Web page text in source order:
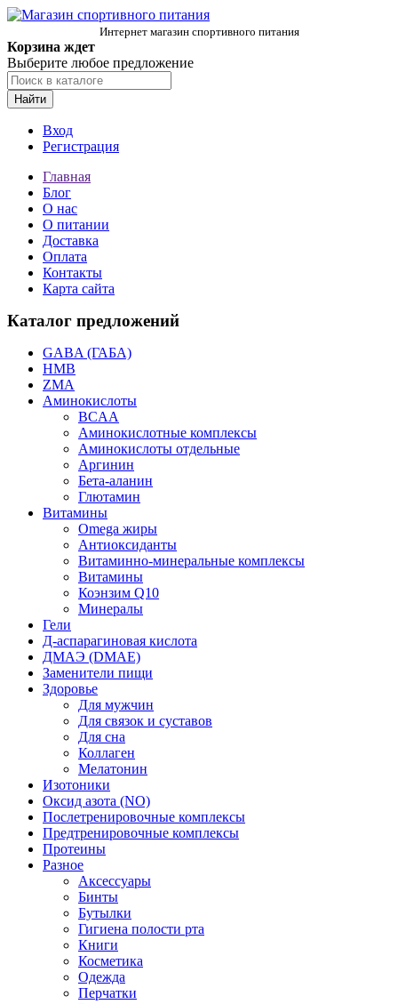
Интернет магазин спортивного питания
Корзина ждет
Выберите любое предложение
Найти
Вход
Регистрация
Главная
Блог
О нас
О питании
Доставка
Оплата
Контакты
Карта сайта
Каталог предложений
GABA (ГАБА)
HMB
ZMA
Аминокислоты
BCAA
Аминокислотные комплексы
Аминокислоты отдельные
Аргинин
Бета-аланин
Глютамин
Витамины
Omega жиры
Антиоксиданты
Витаминно-минеральные комплексы
Витамины
Коэнзим Q10
Минералы
Гели
Д-аспарагиновая кислота
ДМАЭ (DMAE)
Заменители пищи
Здоровье
Для мужчин
Для связок и суставов
Для сна
Коллаген
Мелатонин
Изотоники
Оксид азота (NO)
Послетренировочные комплексы
Предтренировочные комплексы
Протеины
Разное
Аксессуары
Бинты
Бутылки
Гигиена полости рта
Книги
Косметика
Одежда
Перчатки